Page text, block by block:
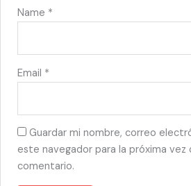
Name *
Email *
Guardar mi nombre, correo
este navegador para la próxima vez
comentario.